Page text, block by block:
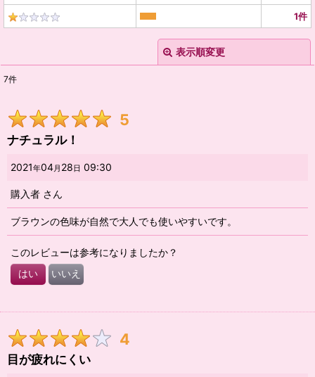
1件
表示順変更
期間:
画像 :
星の数 :
7件
5
ナチュラル！
2021年04月 28 日 09:30
購入者 さん
ブラウンの色味が自然で大人でも使いやすいです。
このレビューは参考になりましたか？
はい いいえ
4
目が疲れにくい